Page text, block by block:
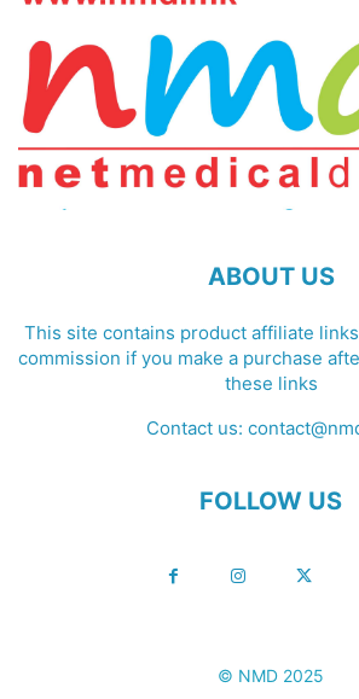
ABOUT US
This site contains product affiliate
commission if you make a purchase
these links
Contact us:
FOLLOW US
© NMD 2025